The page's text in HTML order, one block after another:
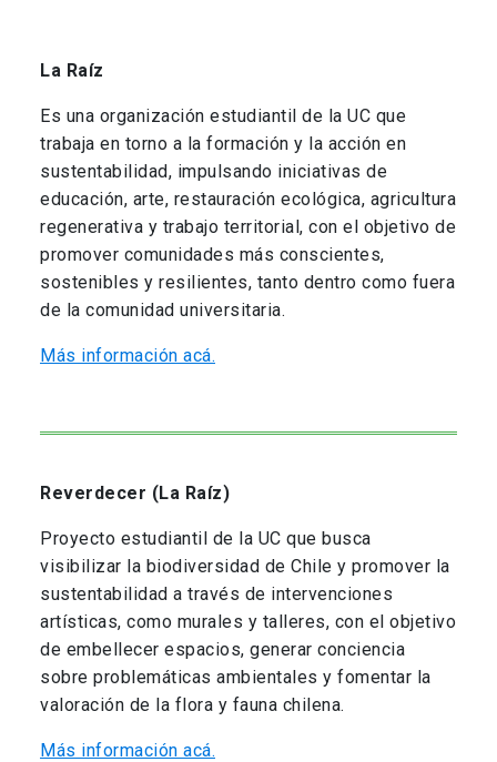
La Raíz
Es una organización estudiantil de la UC que
trabaja en torno a la formación y la acción en
sustentabilidad, impulsando iniciativas de
educación, arte, restauración ecológica, agricultura
regenerativa y trabajo territorial, con el objetivo de
promover comunidades más conscientes,
sostenibles y resilientes, tanto dentro como fuera
de la comunidad universitaria.
Más información acá.
Reverdecer (La Raíz)
Proyecto estudiantil de la UC que busca
visibilizar la biodiversidad de Chile y promover la
sustentabilidad a través de intervenciones
artísticas, como murales y talleres, con el objetivo
de embellecer espacios, generar conciencia
sobre problemáticas ambientales y fomentar la
valoración de la flora y fauna chilena.
Más información acá.